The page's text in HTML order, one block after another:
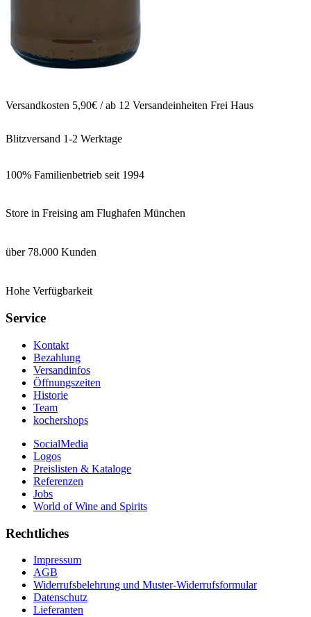
Versandkosten 5,90€ / ab 12 Versandeinheiten Frei Haus
Blitzversand 1-2 Werktage
100% Familienbetrieb seit 1994
Store in Freising am Flughafen München
über 78.000 Kunden
Hohe Verfügbarkeit
Service
Kontakt
Bezahlung
Versandinfos
Öffnungszeiten
Historie
Team
kochershops
SocialMedia
Logos
Preislisten & Kataloge
Referenzen
Jobs
World of Wine and Spirits
Rechtliches
Impressum
AGB
Widerrufsbelehrung und Muster-Widerrufsformular
Datenschutz
Lieferanten